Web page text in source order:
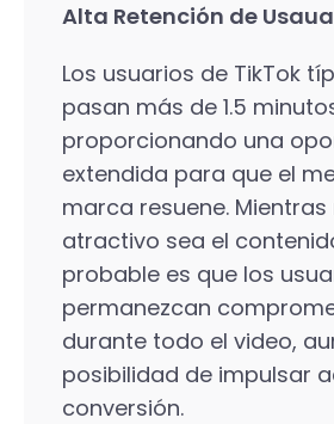
Alta Retención de
Los usuarios de TikTok
pasan más de 1.5
proporcionando una
extendida para que el
marca resuene. Mientras
atractivo sea el
probable es que los
permanezcan
durante todo el video,
posibilidad de impulsar
conversión.